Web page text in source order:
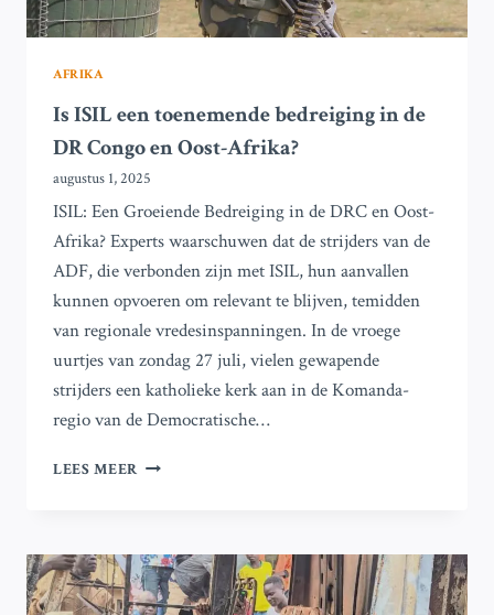
AFRIKA
Is ISIL een toenemende bedreiging in de
DR Congo en Oost-Afrika?
augustus 1, 2025
ISIL: Een Groeiende Bedreiging in de DRC en Oost-
Afrika? Experts waarschuwen dat de strijders van de
ADF, die verbonden zijn met ISIL, hun aanvallen
kunnen opvoeren om relevant te blijven, temidden
van regionale vredesinspanningen. In de vroege
uurtjes van zondag 27 juli, vielen gewapende
strijders een katholieke kerk aan in de Komanda-
regio van de Democratische…
LEES MEER IS
BEDREIGING
IN
DE